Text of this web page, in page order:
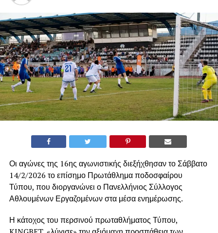
Οι αγώνες της 16ης αγωνιστικής διεξήχθησαν το Σάββατο
14/2/2026 το επίσημο Πρωτάθλημα ποδοσφαίρου
Τύπου, που διοργανώνει ο Πανελλήνιος Σύλλογος
Αθλουμένων Εργαζομένων στα μέσα ενημέρωσης.
Η κάτοχος του περσινού πρωταθλήματος Τύπου,